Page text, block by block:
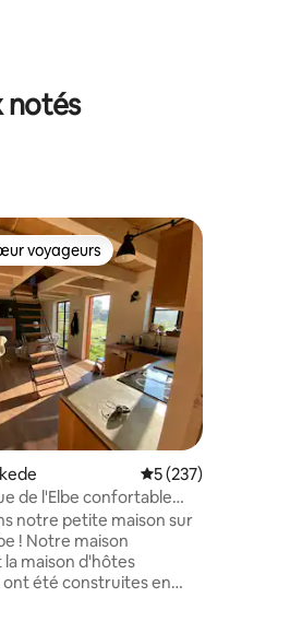
notés
310 commentaires
voyageurs parmi les plus aimés
voyageurs
Note moyenne de
5 (237)
de l'Elbe confortable
notre petite maison sur
! Notre maison
maison d'hôtes
été construites en